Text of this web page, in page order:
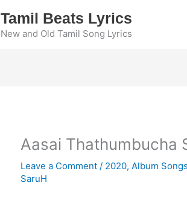
Tamil Beats Lyrics
New and Old Tamil Song Lyrics
Aasai Thathumbucha
Leave a Comment / 2020,Album Songs
SaruH